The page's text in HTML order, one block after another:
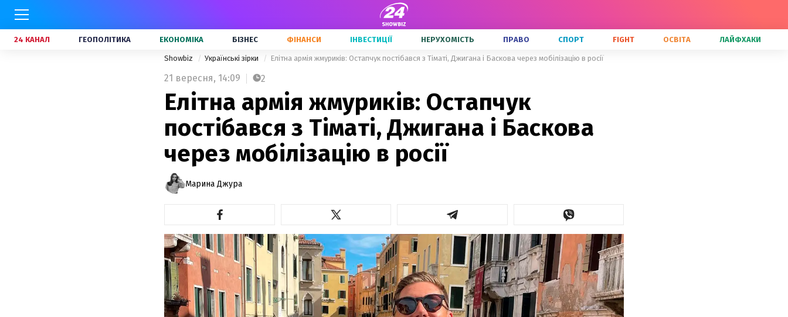
24 КАНАЛ ГЕОПОЛІТИКА ЕКОНОМІКА БІЗНЕС ФІНАНСИ ІНВЕСТИЦІЇ НЕРУХОМІСТЬ ПРАВО СПОРТ FIGHT ОСВІТА ЛАЙФХАКИ
Showbiz Українські зірки Елітна армія жмуриків: Остапчук постібався з Тіматі, Джигана і Баскова через мобілізацію в росії
21 вересня, 14:09 2
Елітна армія жмуриків: Остапчук
постібався з Тіматі, Джигана і Баскова
через мобілізацію в росії
Марина Джура